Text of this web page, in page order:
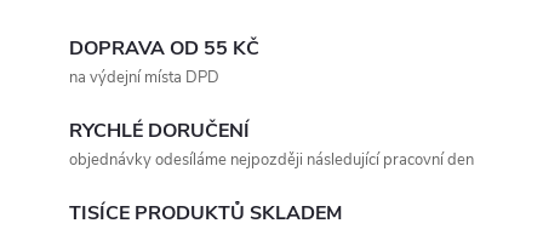
DOPRAVA OD 55 KČ
na výdejní místa DPD
RYCHLÉ DORUČENÍ
objednávky odesíláme nejpozději následující pracovní den
TISÍCE PRODUKTŮ SKLADEM